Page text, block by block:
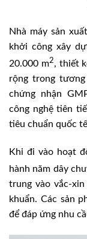
Nhà máy sản
khởi công xây
20.000 m2, thiết
rộng trong
chứng nhận
công nghệ tiên
tiêu chuẩn quốc
Khi đi vào hoạt
hành năm dây
trung vào vắc-
khuẩn. Các sản
để đáp ứng nhu